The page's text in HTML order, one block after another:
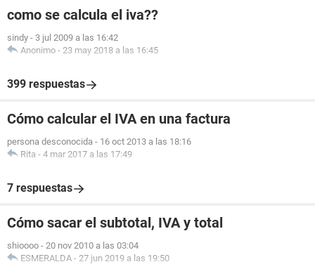
como se calcula el iva??
sindy - 3 jul 2009 a las 16:42
Anonimo - 23 may 2018 a las 16:45
399 respuestas
Cómo calcular el IVA en una factura
persona desconocida - 16 oct 2013 a las 18:16
Rita - 4 mar 2017 a las 17:49
7 respuestas
Cómo sacar el subtotal, IVA y total
shioooo - 20 nov 2010 a las 03:04
ESMERALDA - 27 jun 2019 a las 19:50